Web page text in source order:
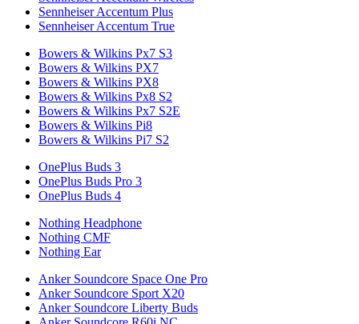
Sennheiser Accentum Plus
Sennheiser Accentum True
Bowers & Wilkins Px7 S3
Bowers & Wilkins PX7
Bowers & Wilkins PX8
Bowers & Wilkins Px8 S2
Bowers & Wilkins Px7 S2E
Bowers & Wilkins Pi8
Bowers & Wilkins Pi7 S2
OnePlus Buds 3
OnePlus Buds Pro 3
OnePlus Buds 4
Nothing Headphone
Nothing CMF
Nothing Ear
Anker Soundcore Space One Pro
Anker Soundcore Sport X20
Anker Soundcore Liberty Buds